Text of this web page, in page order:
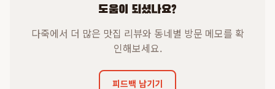
도움이 되셨나요?
다죽에서 더 많은 맛집 리뷰와 동네별 방문 메모를 확
인해보세요.
피드백 남기기